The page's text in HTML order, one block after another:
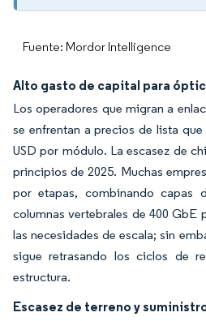
Fuente: Mordor Intelligence
Alto gasto de capital para
Los operadores que migran a
se enfrentan a precios de lista
USD por módulo. La escasez de
principios de 2025. Muchas
por etapas, combinando capas
columnas vertebrales de 400 GbE
las necesidades de escala; sin
sigue retrasando los ciclos de
estructura.
Escasez de terreno y